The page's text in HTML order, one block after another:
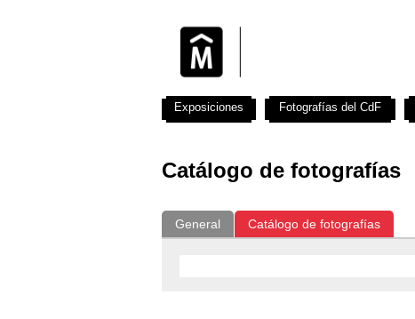
Catálogo de fotografías
General Catálogo de fotografías
Exposiciones Fotografías del CdF